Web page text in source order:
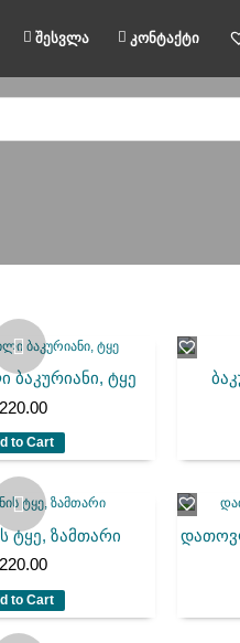
შესვლა კონტაქტი
ტყე
220.00
to Cart
ტყე, ზამთარი
220.00
to Cart